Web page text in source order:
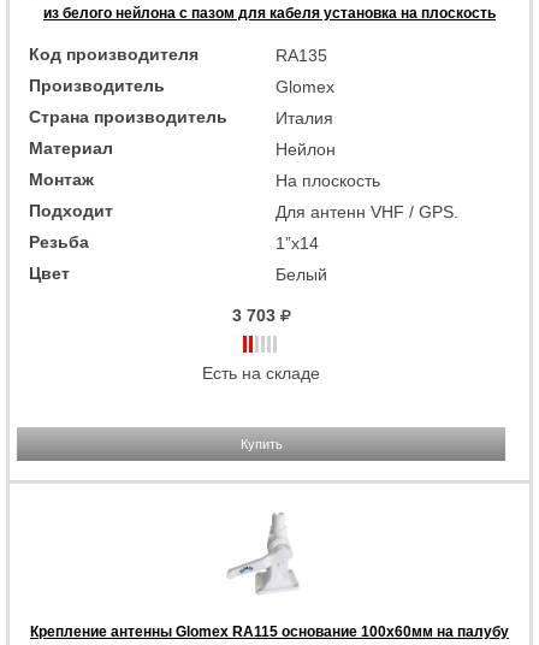
из белого нейлона с пазом для кабеля установка на плоскость
Код производителя
RA135
Производитель
Glomex
Страна производитель
Италия
Материал
Нейлон
Монтаж
На плоскость
Подходит
Для антенн VHF / GPS.
Резьба
1”x14
Цвет
Белый
3 703
Есть на складе
Купить
Крепление антенны Glomex RA115 основание 100x60мм на палубу